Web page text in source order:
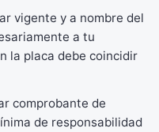
vigente y a nombre del
a tu
la placa debe coincidir
comprobante de
de responsabilidad